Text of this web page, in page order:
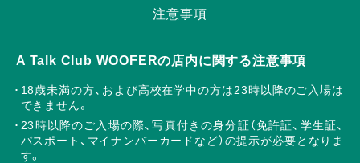
注意事項
A Talk Club WOOFERの店内に関する注意事項
18歳未満の方、および高校在学中の方は23時以降のご入場は
できません。
23時以降のご入場の際、写真付きの身分証（免許証、学生証、
パスポート、マイナンバーカードなど）の提示が必要となりま
す。